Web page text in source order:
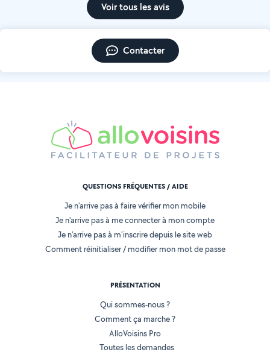
Voir tous les avis
Contacter
QUESTIONS FRÉQUENTES / AIDE
Je n'arrive pas à faire vérifier mon mobile
Je n'arrive pas à me connecter à mon compte
Je n'arrive pas à m'inscrire depuis le site web
Comment réinitialiser / modifier mon mot de passe
PRÉSENTATION
Qui sommes-nous ?
Comment ça marche ?
AlloVoisins Pro
Toutes les demandes